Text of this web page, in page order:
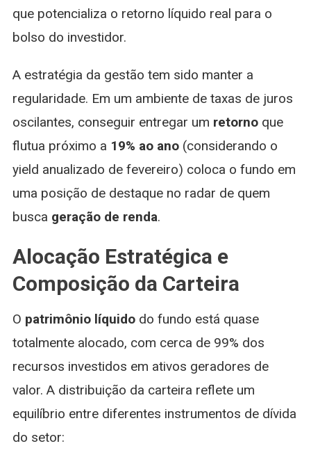
que potencializa o retorno líquido real para o
bolso do investidor.
A estratégia da gestão tem sido manter a
regularidade. Em um ambiente de taxas de juros
oscilantes, conseguir entregar um retorno que
flutua próximo a 19% ao ano(considerando o
yield anualizado de fevereiro) coloca o fundo em
uma posição de destaque no radar de quem
busca geração de renda.
Alocação Estratégica e
Composição da Carteira
O patrimônio líquidodo fundo está quase
totalmente alocado, com cerca de 99% dos
recursos investidos em ativos geradores de
valor. A distribuição da carteira reflete um
equilíbrio entre diferentes instrumentos de dívida
do setor: